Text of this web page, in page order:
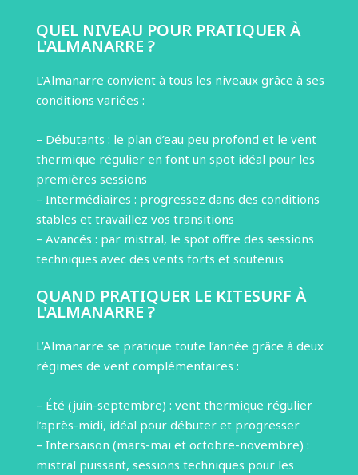
QUEL NIVEAU POUR PRATIQUER À
L'ALMANARRE ?
L’Almanarre convient à tous les niveaux grâce à ses
conditions variées :
– Débutants : le plan d’eau peu profond et le vent
thermique régulier en font un spot idéal pour les
premières sessions
– Intermédiaires : progressez dans des conditions
stables et travaillez vos transitions
– Avancés : par mistral, le spot offre des sessions
techniques avec des vents forts et soutenus
QUAND PRATIQUER LE KITESURF À
L'ALMANARRE ?
L’Almanarre se pratique toute l’année grâce à deux
régimes de vent complémentaires :
– Été (juin-septembre) : vent thermique régulier
l’après-midi, idéal pour débuter et progresser
– Intersaison (mars-mai et octobre-novembre) :
mistral puissant, sessions techniques pour les